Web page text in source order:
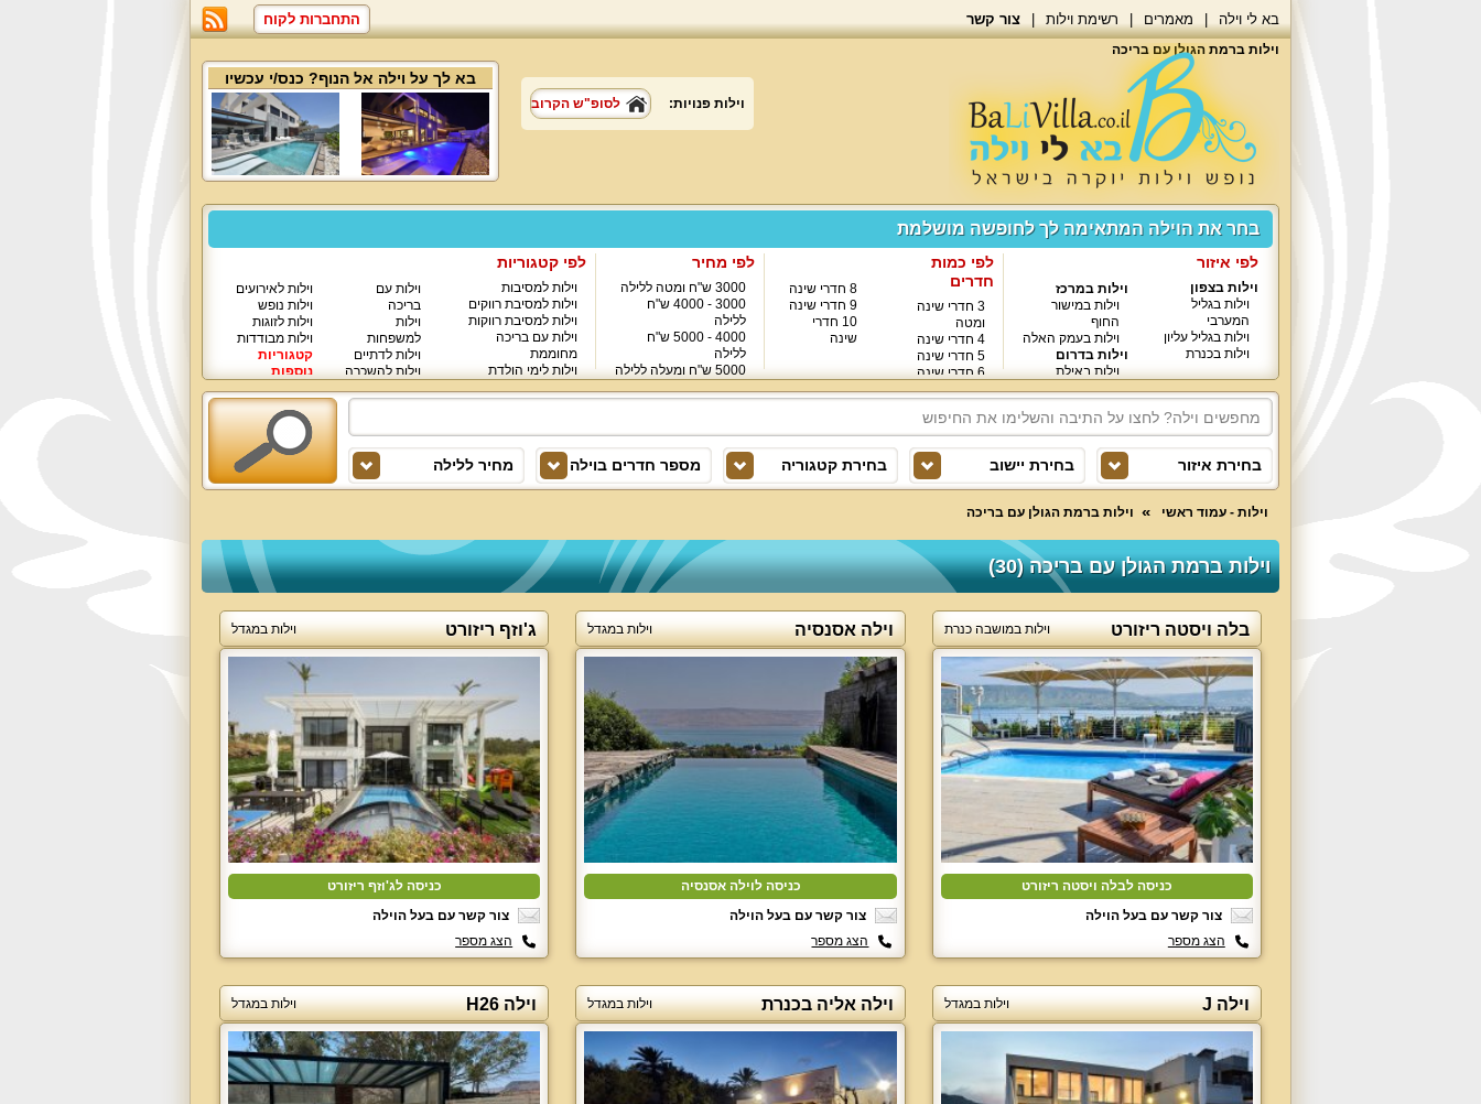
התחברות לקוח בא לי וילה מאמרים רשימת וילות צור קשר
וילות ברמת הגולן עם בריכה
בא לך על וילה אל הנוף? כנס/י עכשיו
וילות פנויות: לסופ"ש הקרוב
בחר את הוילה המתאימה לך לחופשה מושלמת
לפי איזור
וילות בצפון
וילות בגליל
המערבי
וילות בגליל עליון
וילות בכנרת
וילות במרכז
וילות במישור
החוף
וילות בעמק האלה
וילות בדרום
וילות באילת
לפי כמות
חדרים
3 חדרי שינה
ומטה
4 חדרי שינה
5 חדרי שינה
6 חדרי שינה
7 חדרי שינה
8 חדרי שינה
9 חדרי שינה
10 חדרי
שינה
לפי מחיר
3000 ש"ח ומטה ללילה
3000 - 4000 ש"ח
ללילה
4000 - 5000 ש"ח
ללילה
5000 ש"ח ומעלה ללילה
לפי קטגוריות
וילות למסיבות
וילות למסיבת רווקים
וילות למסיבת רווקות
וילות עם בריכה
מחוממת
וילות לימי הולדת
וילות עם
בריכה
וילות
למשפחות
וילות לדתיים
וילות להשכרה
וילות יוקרתיות
וילות לאירועים
וילות נופש
וילות לזוגות
וילות מבודדות
קטגוריות
נוספות
בחירת איזור בחירת יישוב בחירת קטגוריה מספר חדרים בוילה מחיר ללילה
וילות - עמוד ראשי וילות ברמת הגולן עם בריכה
וילות ברמת הגולן עם בריכה (30)
בלה ויסטה ריזורט וילות במושבה כנרת
כניסה לבלה ויסטה ריזורט
צור קשר עם בעל הוילה
הצג מספר
וילה אסנסיה וילות במגדל
כניסה לוילה אסנסיה
צור קשר עם בעל הוילה
הצג מספר
ג'וזף ריזורט וילות במגדל
כניסה לג'וזף ריזורט
צור קשר עם בעל הוילה
הצג מספר
וילה J וילות במגדל וילה אליה בכנרת וילות במגדל וילה H26 וילות במגדל